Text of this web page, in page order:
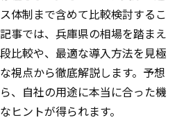
体制まで含めて比較検討するこ
事では、兵庫県の相場を踏まえ
比較や、最適な導入方法を見極
視点から徹底解説します。予想
、自社の用途に本当に合った機
ヒントが得られます。